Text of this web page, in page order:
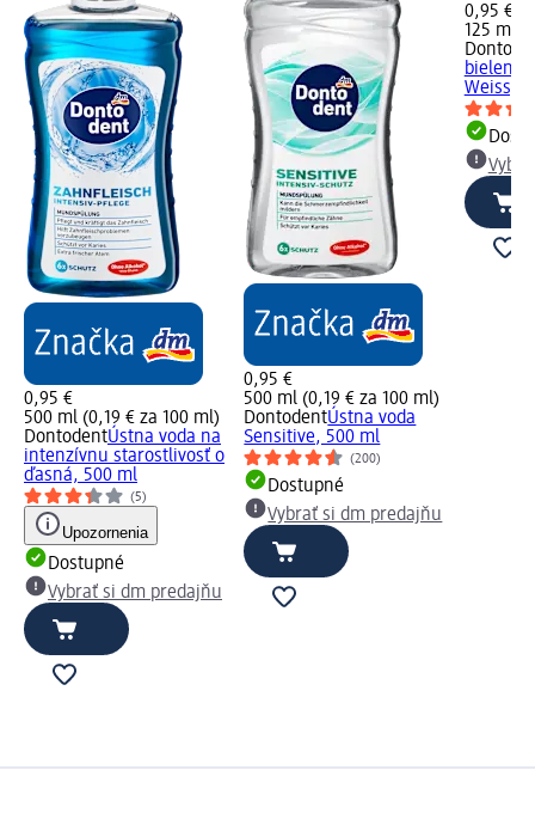
0,95 €
500 ml (0,19 € za 100 ml)
DontodentÚstna voda na
intenzívnu starostlivosť o
ďasná, 500 ml
(5)
Upozornenia
Dostupné
Vybrať si dm predajňu
0,95 €
500 ml (0,19 € za 100 ml)
DontodentÚstna voda
Sensitive, 500 ml
(200)
Dostupné
Vybrať si dm predajňu
0,95 €
125 ml
bielenie
Weiss,